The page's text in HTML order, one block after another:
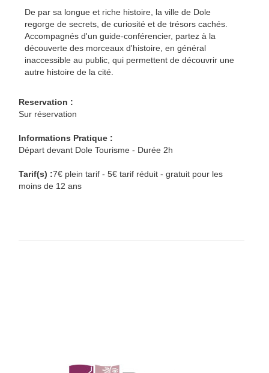
De par sa longue et riche histoire, la ville de Dole
regorge de secrets, de curiosité et de trésors cachés.
Accompagnés d'un guide-conférencier, partez à la
découverte des morceaux d'histoire, en général
inaccessible au public, qui permettent de découvrir une
autre histoire de la cité.
Reservation :
Sur réservation
Informations Pratique :
Départ devant Dole Tourisme - Durée 2h
Tarif(s) :7€ plein tarif - 5€ tarif réduit - gratuit pour les
moins de 12 ans